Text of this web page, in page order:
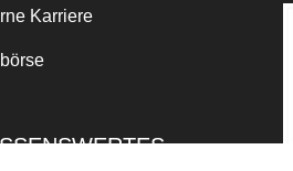
Karriere